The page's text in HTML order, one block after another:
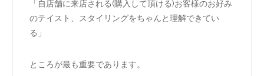
「自店舗に来店される(購入して頂ける)お客様のお好み
のテイスト、スタイリングをちゃんと理解できてい
る」
ところが最も重要であります。